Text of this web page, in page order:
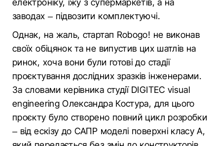
електроніку, їжу з супермаркетів, а на
заводах – підвозити комплектуючі.
Однак, на жаль, стартап Robogo! не виконав
своїх обіцянок та не випустив цих шатлів на
ринок, хоча вони були готові до стадії
проєктування дослідних зразків інженерами.
За словами керівника студії DIGITEC visual
engineering Олександра Костура, для цього
проєкту було створено повний цикл розробки
– від ескізу до САПР моделі поверхні класу А,